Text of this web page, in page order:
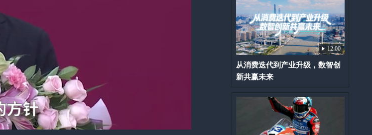
12:00
从消费迭代到产业升级，数智创
新共赢未来